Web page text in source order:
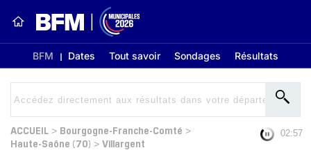
BFM Dates Tout savoir Sondages Résultats
ACCUEIL > Bourgogne-Franche-Comté >
Haute-Saône (70) > Villargent
02:56